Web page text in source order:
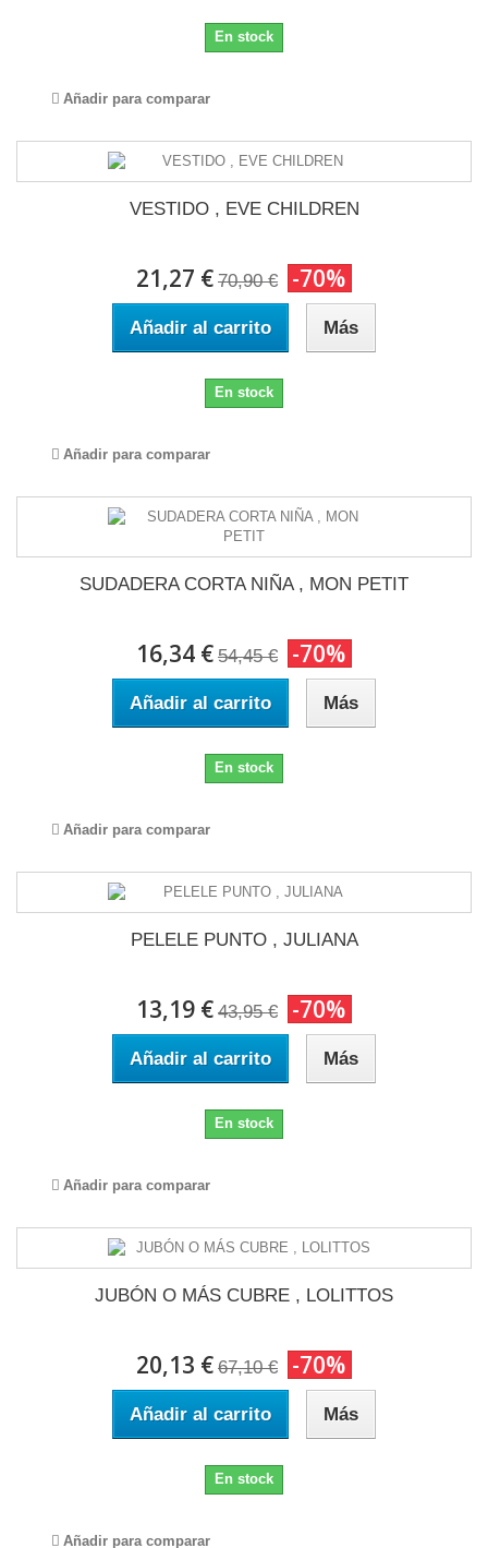
En stock
Añadir para comparar
VESTIDO , EVE CHILDREN
21,27 € 70,90 € -70%
Añadir al carrito Más
En stock
Añadir para comparar
SUDADERA CORTA NIÑA , MON PETIT
16,34 € 54,45 € -70%
Añadir al carrito Más
En stock
Añadir para comparar
PELELE PUNTO , JULIANA
13,19 € 43,95 € -70%
Añadir al carrito Más
En stock
Añadir para comparar
JUBÓN O MÁS CUBRE , LOLITTOS
20,13 € 67,10 € -70%
Añadir al carrito Más
En stock
Añadir para comparar